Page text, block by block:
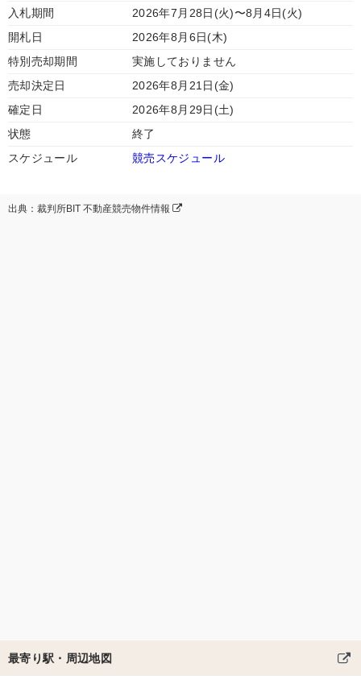
入札期間
2026年7月28日(火)〜8月4日(火)
開札日
2026年8月6日(木)
特別売却期間
実施しておりません
売却決定日
2026年8月21日(金)
確定日
2026年8月29日(土)
状態
終了
スケジュール
競売スケジュール
出典：裁判所BIT 不動産競売物件情報
最寄り駅・周辺地図